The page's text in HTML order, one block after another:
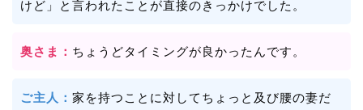
けど」と言われたことが直接のきっかけでした。
奥さま： ちょうどタイミングが良かったんです。
ご主人： 家を持つことに対してちょっと及び腰の妻だ